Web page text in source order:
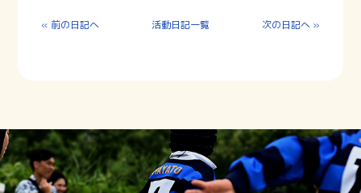
« 前の日記へ 活動日記一覧 次の日記へ »